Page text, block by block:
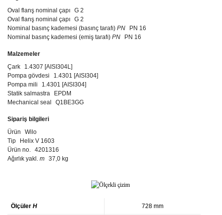
Oval flanş nominal çapı G 2
Oval flanş nominal çapı G 2
Nominal basınç kademesi (basınç tarafı) PN
PN 16
Nominal basınç kademesi (emiş tarafı) PN PN 16
Malzemeler
Çark
1.4307 [AISI304L]
Pompa gövdesi
1.4301 [AISI304]
Pompa mili
1.4301 [AISI304]
Statik salmastra
EPDM
Mechanical seal
Q1BE3GG
Sipariş bilgileri
Ürün
Wilo
Tip
Helix V 1603
Ürün no.
4201316
Ağırlık yakl. m 37,0 kg
Ölçüler H 728 mm